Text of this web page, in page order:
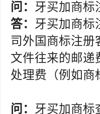
问： 牙买加商标
答： 牙买加商标
司外国商标注册
文件往来的邮递
处理费（例如商
问： 牙买加商标